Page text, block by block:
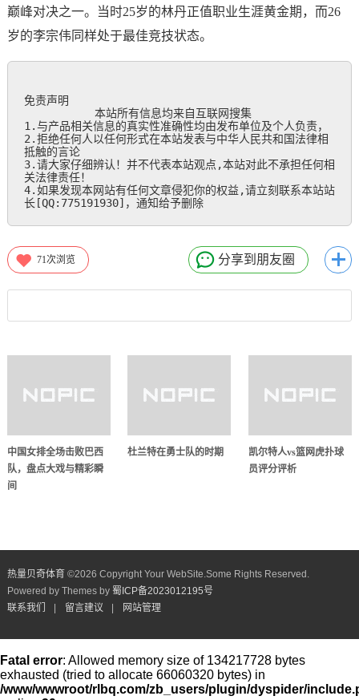
巅峰对决之一。当时25岁的林丹正值职业生涯黄金期，而26
岁的李宗伟同样处于最佳竞技状态。
免责声明
本站所有信息均来自互联网搜集
1.与产品相关信息的真实性准确性均由发布单位及个人负责，
2.拒绝任何人以任何形式在本站发表与中华人民共和国法律相
抵触的言论
3.请大家仔细辨认！并不代表本站观点,本站对此不承担任何相
关法律责任！
4.如果发现本网站有任何文章侵犯你的权益,请立刻联系本站站
长[QQ:775191930]，通知给予删除
71次浏览 分享到朋友圈
中国女排全场击败巴西
队，盘点大戏与精彩瞬
间
杜兰特在勇士队的时期
凯尔特人vs篮网虎扑球
员评分评析
热量贝奇体育 ©2026 Copyright Your WebSite.Some Rights Reserved.
Powered by Themes by 蜀ICP备2023012195号
联系我们
留言建议 网站管理
Fatal error: Allowed memory size of 134217728 bytes
exhausted (tried to allocate 66060320 bytes) in
/www/wwwroot/rlbq.com/zb_users/plugin/dyspider/